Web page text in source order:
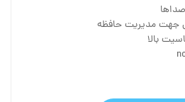
جهت مدیریت حافظه
بالا